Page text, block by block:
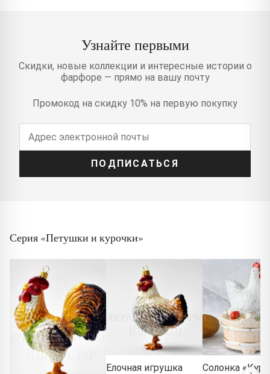
Узнайте первыми
Скидки, новые коллекции и интересные истории о
фарфоре — прямо на вашу почту
Промокод на скидку 10% на первую покупку
ПОДПИСАТЬСЯ
Серия «Петушки и курочки»
Елочная игрушка
Солонка